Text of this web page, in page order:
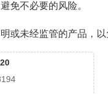
免不必要的风险。
或未经监管的产品，以